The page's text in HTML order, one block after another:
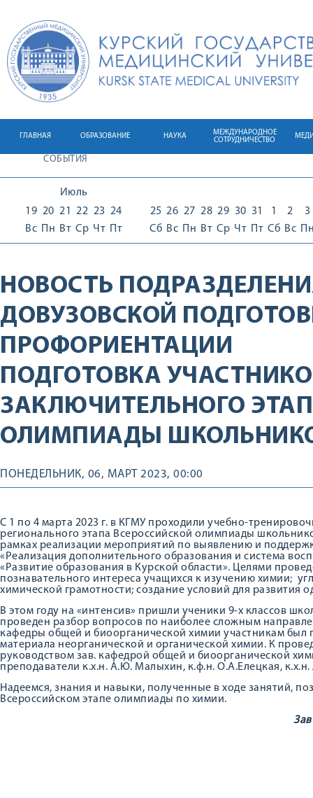
ГЛАВНАЯ ОБРАЗОВАНИЕ НАУКА
МЕЖДУНАРОДНОЕ
СОТРУДНИЧЕСТВО
СОБЫТИЯ
Июль
19
Вс
20
Пн
21
Вт
22
Ср
23
Чт
24
Пт
25
Сб
26
Вс
27
Пн
28
Вт
29
Ср
30
Чт
31
Пт
1
Сб
2
Вс
3
НОВОСТЬ
ДОВУЗОВСКОЙ
ПРОФОРИЕНТАЦИИ
ПОДГОТОВКА
ЗАКЛЮЧИТЕЛЬНОГО
ОЛИМПИАДЫ
ПОНЕДЕЛЬНИК, 06, МАРТ 2023, 00:00
С 1 по 4 марта 2023 г. в КГМУ проходили учебно-
регионального этапа Всероссийской олимпиады
рамках реализации мероприятий по выявлению и
«Реализация дополнительного образования и система
«Развитие образования в Курской области». Целями
познавательного интереса учащихся к изучению химии;
химической грамотности; создание условий для развития
В этом году на «интенсив» пришли ученики 9-х классов
проведен разбор вопросов по наиболее сложным
кафедры общей и биоорганической химии участникам был
материала неорганической и органической химии. К
руководством зав. кафедрой общей и биоорганической
преподаватели к.х.н. А.Ю. Малыхин, к.ф.н. О.А.Елецкая,
Надеемся, знания и навыки, полученные в ходе занятий,
Всероссийском этапе олимпиады по химии.